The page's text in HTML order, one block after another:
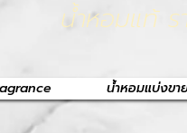
น้ำหอมแท้ ร
น้ำหอมแบ่งข